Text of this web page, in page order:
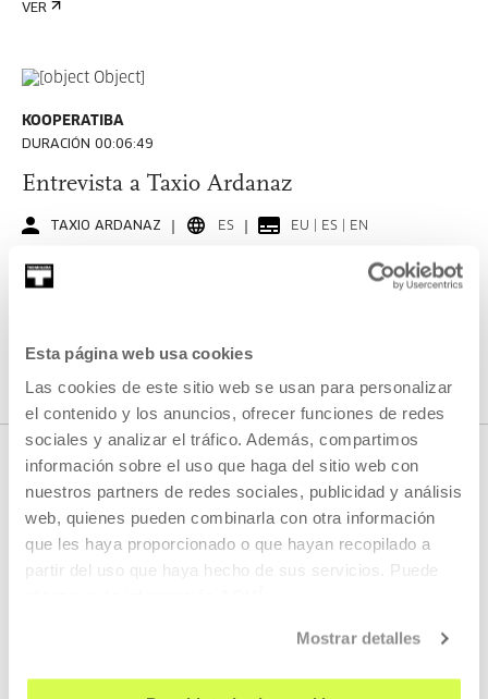
Esta página web usa cookies
Las cookies de este sitio web se usan para personalizar
el contenido y los anuncios, ofrecer funciones de redes
sociales y analizar el tráfico. Además, compartimos
información sobre el uso que haga del sitio web con
nuestros partners de redes sociales, publicidad y análisis
web, quienes pueden combinarla con otra información
que les haya proporcionado o que hayan recopilado a
partir del uso que haya hecho de sus servicios. Puede
Mostrar detalles
VER
KOOPERATIBA
DURACIÓN 00:06:49
Entrevista a Taxio Ardanaz
TAXIO ARDANAZ ES EU | ES | EN
VER
VER TODO EL CONTENIDO
PRÓXIMOS DIRECTOS